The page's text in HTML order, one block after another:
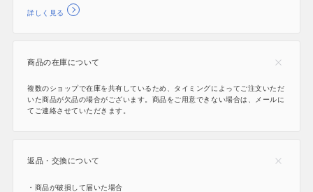
詳しく見る
商品の在庫について
複数のショップで在庫を共有しているため、タイミングによってご注文いただ
いた商品が欠品の場合がございます。商品をご用意できない場合は、メールに
てご連絡させていただきます。
返品・交換について
・商品が破損して届いた場合